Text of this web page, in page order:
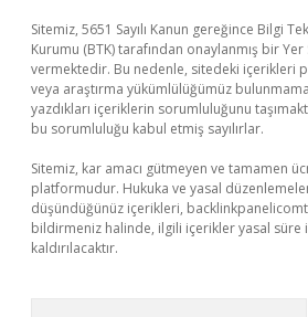
Sitemiz, 5651 Sayılı Kanun gereğince Bilgi
Kurumu (BTK) tarafından onaylanmış bir Yer
vermektedir. Bu nedenle, sitedeki içerikleri
veya araştırma yükümlülüğümüz
yazdıkları içeriklerin sorumluluğunu
bu sorumluluğu kabul etmiş sayılırlar.
Sitemiz, kar amacı gütmeyen ve tamamen
platformudur. Hukuka ve yasal
düşündüğünüz içerikleri,
bildirmeniz halinde, ilgili içerikler yasal süre
kaldırılacaktır.